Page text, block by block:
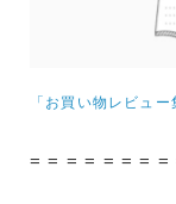
「お買い物レビュー
= = = = = = = =